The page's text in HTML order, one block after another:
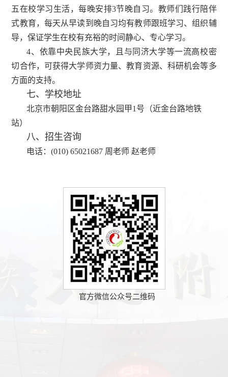
五在校学习生活，每晚安排3节晚自习。教师们践行陪伴
式教育，每天从早读到晚自习均有教师跟班学习、组织辅
导，保证学生在校有充裕的时间静心、专心学习。
4、依靠中央民族大学，且与同济大学等一流高校密
切合作，可获得大学师资力量、教育资源、科研机会等多
方面的支持。
七、学校地址
北京市朝阳区金台路甜水园甲1号（近金台路地铁
站）
八、招生咨询
电话：(010) 65021687 周老师 赵老师
官方微信公众号二维码